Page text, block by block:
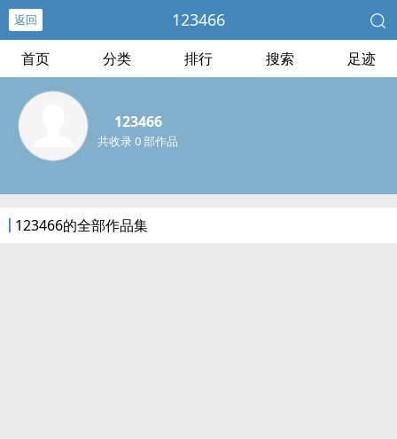
返回 123466
首页 分类 排行 搜索 足迹
123466
共收录 0 部作品
123466的全部作品集